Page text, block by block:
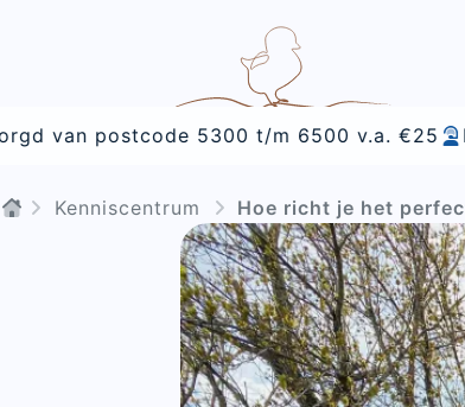
€25 Ma - za bereikbaar Alles voor
Kenniscentrum Hoe richt je het